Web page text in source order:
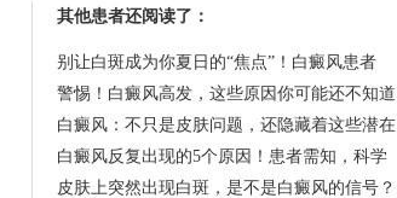
其他患者还阅读了：
别让白斑成为你夏日的“焦点”！白癜风患者
警惕！白癜风高发，这些原因你可能还不知道
白癜风：不只是皮肤问题，还隐藏着这些潜在
白癜风反复出现的5个原因！患者需知，科学
皮肤上突然出现白斑，是不是白癜风的信号？